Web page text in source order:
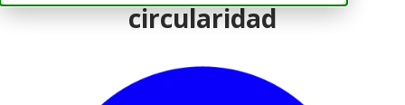
circularidad